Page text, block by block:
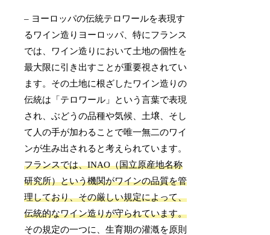
– ヨーロッパの伝統テロワールを表現す
るワイン造りヨーロッパ、特にフランス
では、ワイン造りにおいて土地の個性を
最大限に引き出すことが重要視されてい
ます。その土地に根ざしたワイン造りの
伝統は「テロワール」という言葉で表現
され、ぶどうの品種や気候、土壌、そし
て人の手が加わることで唯一無二のワイ
ンが生み出されると考えられています。
フランスでは、INAO（国立原産地名称
研究所）という機関がワインの品質を管
理しており、その厳しい規定によって、
伝統的なワイン造りが守られています。
その規定の一つに、生育期の灌漑を原則